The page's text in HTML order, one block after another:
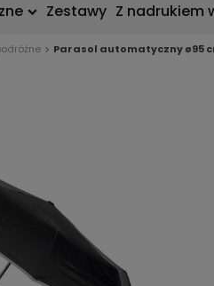
Zestawy Z nadrukiem
Parasol automatyczny ø95